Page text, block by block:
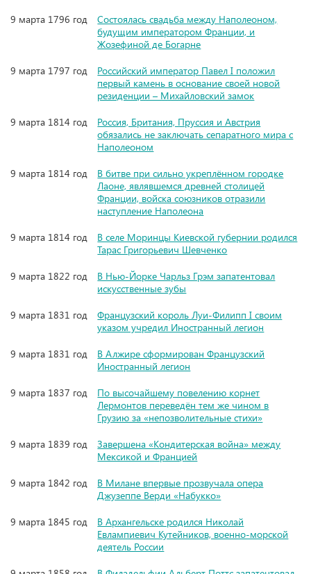
9 марта 1796 год
Состоялась свадьба между Наполеоном,
будущим императором Франции, и
Жозефиной де Богарне
9 марта 1797 год
Российский император Павел I положил
первый камень в основание своей новой
резиденции – Михайловский замок
9 марта 1814 год
Россия, Британия, Пруссия и Австрия
обязались не заключать сепаратного мира с
Наполеоном
9 марта 1814 год
В битве при сильно укреплённом городке
Лаоне, являвшемся древней столицей
Франции, войска союзников отразили
наступление Наполеона
9 марта 1814 год
В селе Моринцы Киевской губернии родился
Тарас Григорьевич Шевченко
9 марта 1822 год
В Нью-Йорке Чарльз Грэм запатентовал
искусственные зубы
9 марта 1831 год
Французский король Луи-Филипп I своим
указом учредил Иностранный легион
9 марта 1831 год
В Алжире сформирован Французский
Иностранный легион
9 марта 1837 год
По высочайшему повелению корнет
Лермонтов переведён тем же чином в
Грузию за «непозволительные стихи»
9 марта 1839 год
Завершена «Кондитерская война» между
Мексикой и Францией
9 марта 1842 год
В Милане впервые прозвучала опера
Джузеппе Верди «Набукко»
9 марта 1845 год
В Архангельске родился Николай
Евлампиевич Кутейников, военно-морской
деятель России